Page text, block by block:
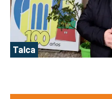
Talca